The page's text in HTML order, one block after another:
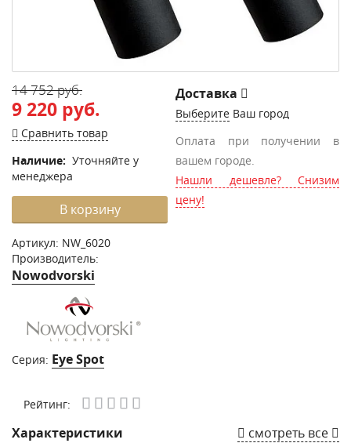
14 752 руб.
9 220 руб.
Сравнить товар
Наличие: Уточняйте у
менеджера
В корзину
Артикул: NW_6020
Производитель:
Nowodvorski
Серия: Eye Spot
Доставка
Выберите Ваш город
Оплата при получении в
вашем городе.
Нашли дешевле? Снизим
цену!
Рейтинг:
Характеристики смотреть все